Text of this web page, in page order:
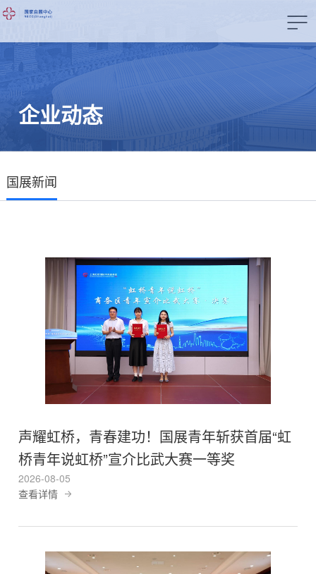
企业动态
国展新闻
声耀虹桥，青春建功！国展青年斩获首届“虹
桥青年说虹桥”宣介比武大赛一等奖
2026-08-05
查看详情